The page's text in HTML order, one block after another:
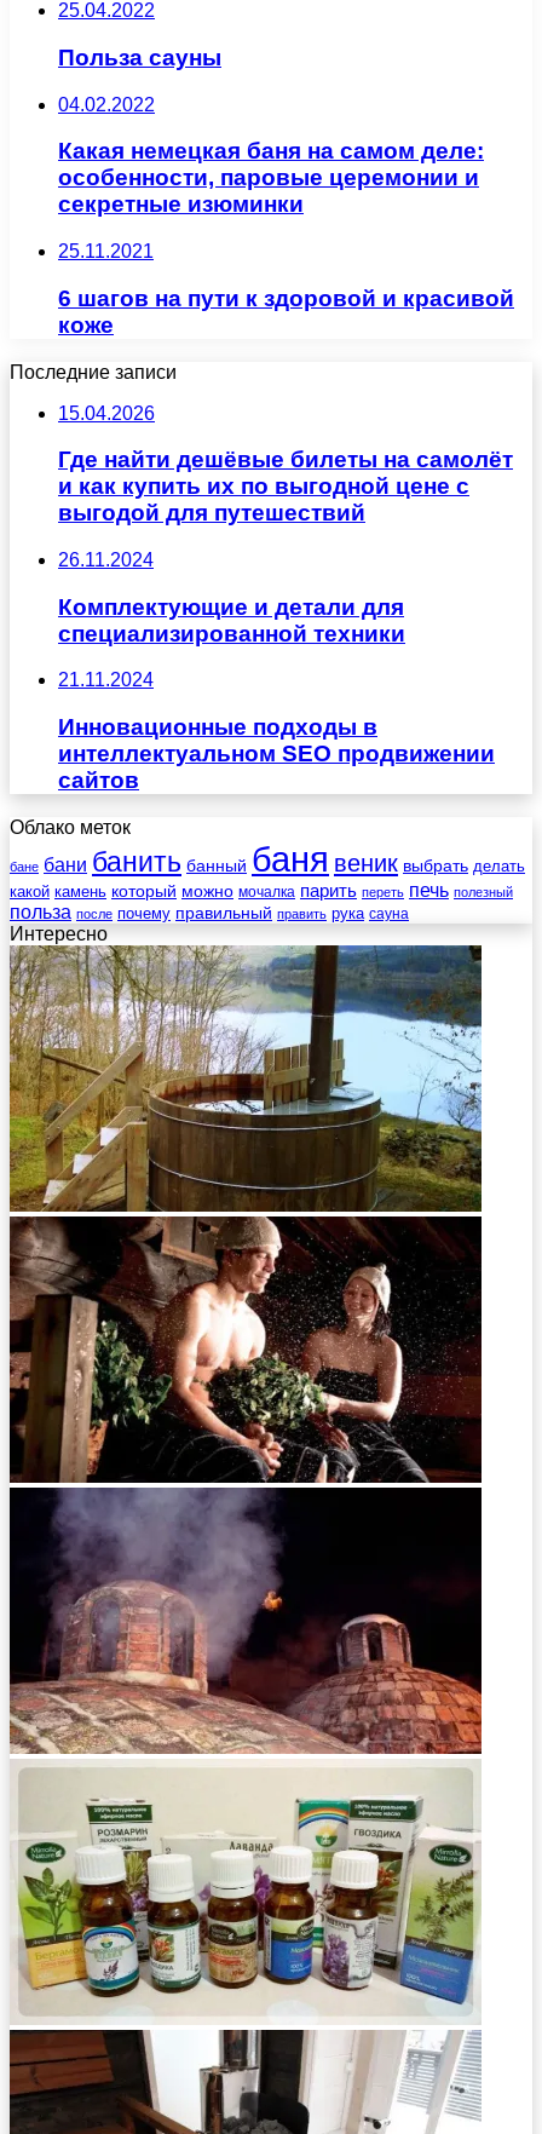
25.04.2022
Польза сауны
04.02.2022
Какая немецкая баня на самом деле:
особенности, паровые церемонии и
секретные изюминки
25.11.2021
6 шагов на пути к здоровой и красивой
коже
Последние записи
15.04.2026
Где найти дешёвые билеты на самолёт
и как купить их по выгодной цене с
выгодой для путешествий
26.11.2024
Комплектующие и детали для
специализированной техники
21.11.2024
Инновационные подходы в
интеллектуальном SEO продвижении
сайтов
Облако меток
бане бани банить банный баня веник выбрать делать
какой камень который можно мочалка парить переть печь полезный
польза после почему правильный править рука сауна
Интересно